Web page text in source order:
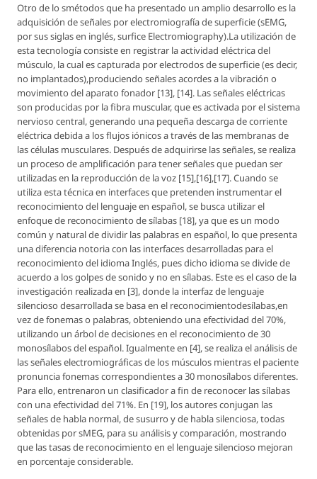
Otro de lo smétodos que ha presentado un amplio desarrollo es la
adquisición de señales por electromiografía de superficie (sEMG,
por sus siglas en inglés, surfice Electromiography).La utilización de
esta tecnología consiste en registrar la actividad eléctrica del
músculo, la cual es capturada por electrodos de superficie (es decir,
no implantados),produciendo señales acordes a la vibración o
movimiento del aparato fonador [13], [14]. Las señales eléctricas
son producidas por la fibra muscular, que es activada por el sistema
nervioso central, generando una pequeña descarga de corriente
eléctrica debida a los flujos iónicos a través de las membranas de
las células musculares. Después de adquirirse las señales, se realiza
un proceso de amplificación para tener señales que puedan ser
utilizadas en la reproducción de la voz [15],[16],[17]. Cuando se
utiliza esta técnica en interfaces que pretenden instrumentar el
reconocimiento del lenguaje en español, se busca utilizar el
enfoque de reconocimiento de sílabas [18], ya que es un modo
común y natural de dividir las palabras en español, lo que presenta
una diferencia notoria con las interfaces desarrolladas para el
reconocimiento del idioma Inglés, pues dicho idioma se divide de
acuerdo a los golpes de sonido y no en sílabas. Este es el caso de la
investigación realizada en [3], donde la interfaz de lenguaje
silencioso desarrollada se basa en el reconocimientodesílabas,en
vez de fonemas o palabras, obteniendo una efectividad del 70%,
utilizando un árbol de decisiones en el reconocimiento de 30
monosílabos del español. Igualmente en [4], se realiza el análisis de
las señales electromiográficas de los músculos mientras el paciente
pronuncia fonemas correspondientes a 30 monosílabos diferentes.
Para ello, entrenaron un clasificador a fin de reconocer las sílabas
con una efectividad del 71%. En [19], los autores conjugan las
señales de habla normal, de susurro y de habla silenciosa, todas
obtenidas por sMEG, para su análisis y comparación, mostrando
que las tasas de reconocimiento en el lenguaje silencioso mejoran
en porcentaje considerable.